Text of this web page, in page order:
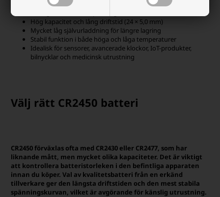
Hög kapacitet och lång driftstid (24 × 5,0 mm)
Mycket låg självurladdning för längre lagring
Stabil funktion i både höga och låga temperaturer
Idealisk för sensorer, avancerade klockor, IoT-produkter,
bilnycklar och medicinsk utrustning
Välj rätt CR2450 batteri
CR2450 förväxlas ofta med CR2430 eller CR2477, som har
liknande mått, men mycket olika kapaciteter. Det är viktigt
att kontrollera batteristorleken i den befintliga apparaten
innan du köper. Val av kvalitetsbatteri från en erkänd
tillverkare ger den längsta driftstiden och den mest stabila
spänningskurvan, vilket är avgörande för känslig utrustning.